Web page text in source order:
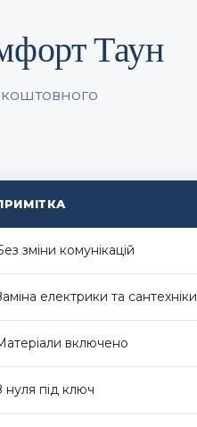
Таун
зміни комунікацій
електрики та сантехніки
включено
нуля під ключ